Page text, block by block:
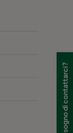
Hai bisogno di contattarci?